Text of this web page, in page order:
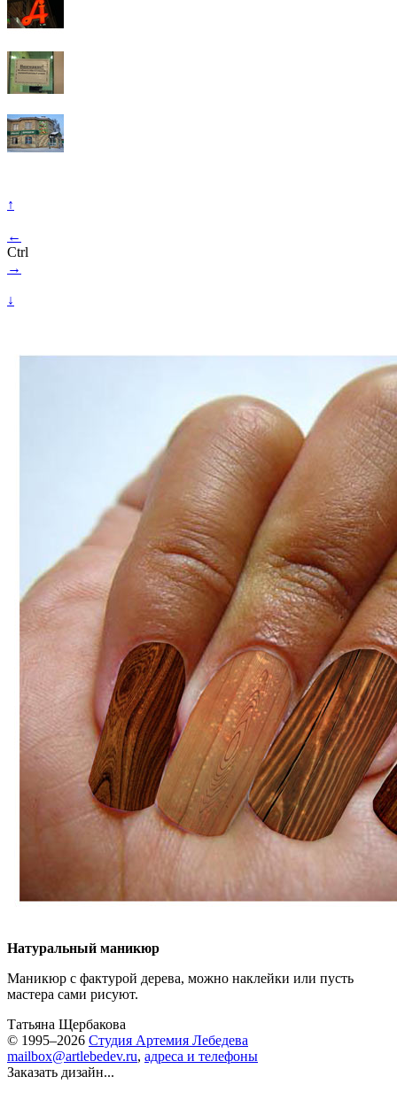
↑
←
Ctrl
→
↓
Натуральный маникюр
Маникюр с фактурой дерева, можно наклейки или пусть
мастера сами рисуют.
Татьяна Щербакова
© 1995–2026 Студия Артемия Лебедева
mailbox@artlebedev.ru, адреса и телефоны
Заказать дизайн...